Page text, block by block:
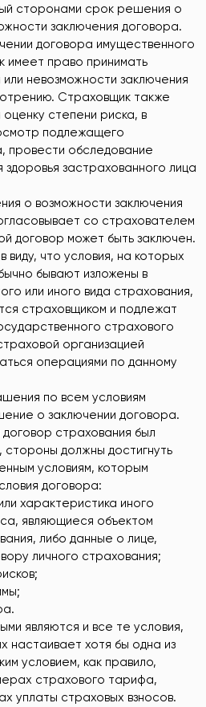
сторонами срок решения о
заключения договора.
договора имущественного
имеет право принимать
невозможности заключения
Страховщик также
степени риска, в
подлежащего
провести обследование
застрахованного лица
о возможности заключения
со страхователем
договор может быть заключен.
виду, что условия, на которых
бывают изложены в
или иного вида страхования,
страховщиком и подлежат
страхового
организацией
операциями по данному
по всем условиям
о заключении договора.
страхования был
стороны должны достигнуть
условиям, которым
договора:
характеристика иного
являющиеся объектом
либо данные о лице,
личного страхования;
являются и все те условия,
настаивает хотя бы одна из
условием, как правило,
страхового тарифа,
уплаты страховых взносов.